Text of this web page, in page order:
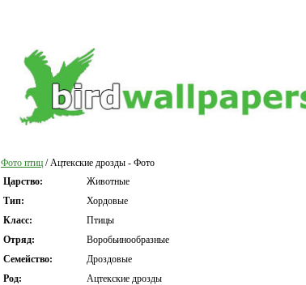
Фото птиц / Ацтекские дрозды - Фото
Царство:
Животные
Тип:
Хордовые
Класс:
Птицы
Отряд:
Воробьинообразные
Семейство:
Дроздовые
Род:
Ацтекские дрозды